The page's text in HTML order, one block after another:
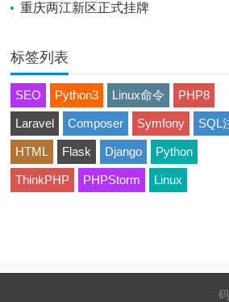
重庆两江新区正式挂牌
标签列表
SEO Python3 Linux命令 PHP8
Laravel Composer Symfony SQL
HTML Flask Django Python
ThinkPHP PHPStorm Linux